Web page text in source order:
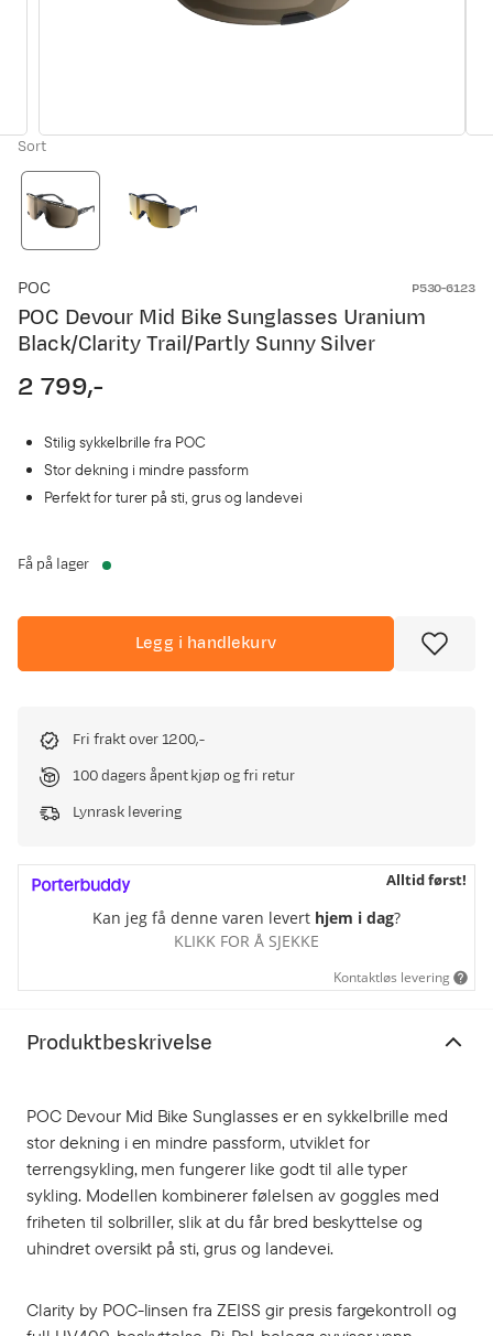
Sort
POC P530-6123
POC Devour Mid Bike Sunglasses Uranium
Black/Clarity Trail/Partly Sunny Silver
price
2 799,-
Stilig sykkelbrille fra POC
Stor dekning i mindre passform
Perfekt for turer på sti, grus og landevei
Få på lager
Legg i handlekurv
Fri frakt over 1200,-
100 dagers åpent kjøp og fri retur
Lynrask levering
Alltid først!
Kan jeg få denne varen levert hjem i dag?
KLIKK FOR Å SJEKKE
Kontaktløs levering
Produktbeskrivelse
POC Devour Mid Bike Sunglasses er en sykkelbrille med
stor dekning i en mindre passform, utviklet for
terrengsykling, men fungerer like godt til alle typer
sykling. Modellen kombinerer følelsen av goggles med
friheten til solbriller, slik at du får bred beskyttelse og
uhindret oversikt på sti, grus og landevei.
Clarity by POC-linsen fra ZEISS gir presis fargekontroll og